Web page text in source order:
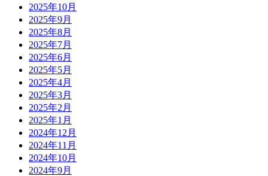
2025年10月
2025年9月
2025年8月
2025年7月
2025年6月
2025年5月
2025年4月
2025年3月
2025年2月
2025年1月
2024年12月
2024年11月
2024年10月
2024年9月